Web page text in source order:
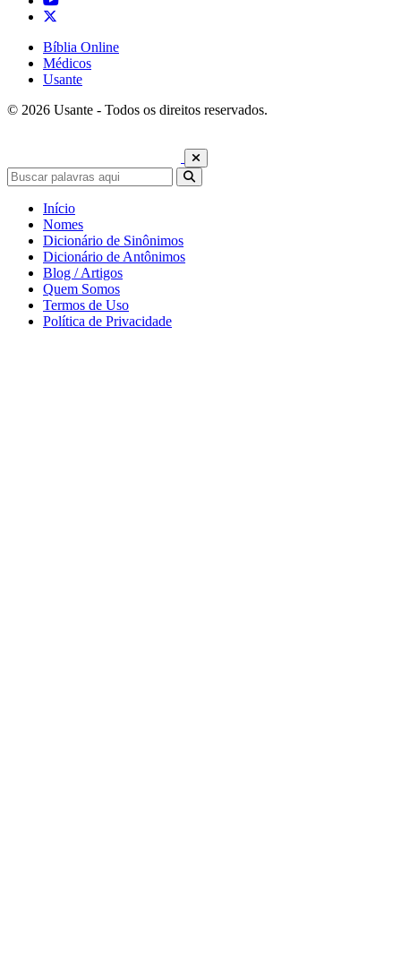
Bíblia Online
Médicos
Usante
© 2026 Usante - Todos os direitos reservados.
Início
Nomes
Dicionário de Sinônimos
Dicionário de Antônimos
Blog / Artigos
Quem Somos
Termos de Uso
Política de Privacidade